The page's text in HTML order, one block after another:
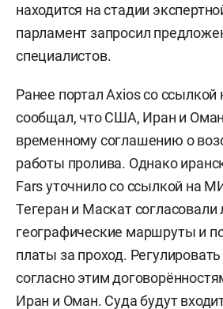
находится на стадии
парламент запросил
специалистов.
Ранее портал Axios со ссылкой
сообщал, что США, Иран и
временному соглашению о
работы пролива. Однако
Fars уточнило со ссылкой на
Тегеран и Маскат
географические маршруты и
платы за проход.
согласно этим
Иран и Оман. Суда будут